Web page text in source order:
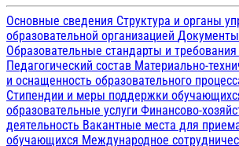
Основные сведения Структура и органы
образовательной организацией Документы
Образовательные стандарты и требования
Педагогический состав Материально-
и оснащенность образовательного
Стипендии и меры поддержки
образовательные услуги Финансово-
деятельность Вакантные места для
обучающихся Международное